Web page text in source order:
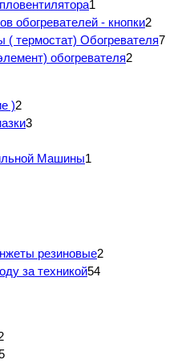
1
обогревателей - кнопки2
( термостат) Обогревателя7
обогревателя2
)2
3
Машины1
резиновые2
за техникой54